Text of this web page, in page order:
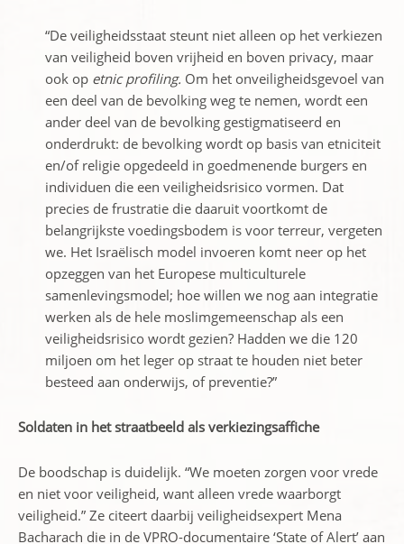
“De veiligheidsstaat steunt niet alleen op het verkiezen
van veiligheid boven vrijheid en boven privacy, maar
ook op etnic profiling. Om het onveiligheidsgevoel van
een deel van de bevolking weg te nemen, wordt een
ander deel van de bevolking gestigmatiseerd en
onderdrukt: de bevolking wordt op basis van etniciteit
en/of religie opgedeeld in goedmenende burgers en
individuen die een veiligheidsrisico vormen. Dat
precies de frustratie die daaruit voortkomt de
belangrijkste voedingsbodem is voor terreur, vergeten
we. Het Israëlisch model invoeren komt neer op het
opzeggen van het Europese multiculturele
samenlevingsmodel; hoe willen we nog aan integratie
werken als de hele moslimgemeenschap als een
veiligheidsrisico wordt gezien? Hadden we die 120
miljoen om het leger op straat te houden niet beter
besteed aan onderwijs, of preventie?”
Soldaten in het straatbeeld als verkiezingsaffiche
De boodschap is duidelijk. “We moeten zorgen voor vrede
en niet voor veiligheid, want alleen vrede waarborgt
veiligheid.” Ze citeert daarbij veiligheidsexpert Mena
Bacharach die in de VPRO-documentaire ‘State of Alert’ aan